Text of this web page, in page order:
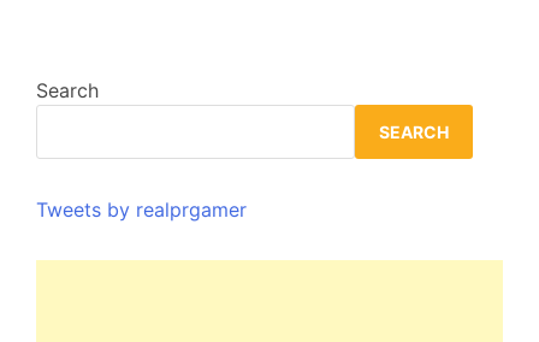
Search
SEARCH
Tweets by realprgamer